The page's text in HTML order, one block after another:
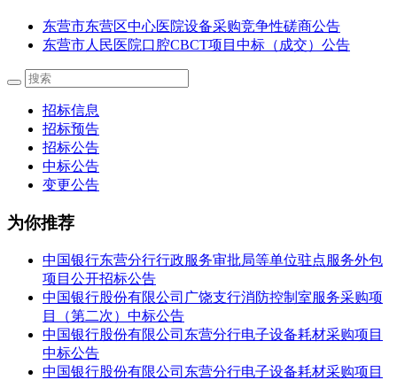
东营市东营区中心医院设备采购竞争性磋商公告
东营市人民医院口腔CBCT项目中标（成交）公告
招标信息
招标预告
招标公告
中标公告
变更公告
为你推荐
中国银行东营分行行政服务审批局等单位驻点服务外包
项目公开招标公告
中国银行股份有限公司广饶支行消防控制室服务采购项
目（第二次）中标公告
中国银行股份有限公司东营分行电子设备耗材采购项目
中标公告
中国银行股份有限公司东营分行电子设备耗材采购项目